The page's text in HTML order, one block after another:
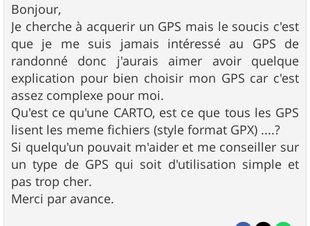
s
s
a
g
e
Bonjour,
Je cherche à acquerir un GPS mais le soucis c'est
que je me suis jamais intéressé au GPS de
randonné donc j'aurais aimer avoir quelque
explication pour bien choisir mon GPS car c'est
assez complexe pour moi.
Qu'est ce qu'une CARTO, est ce que tous les GPS
lisent les meme fichiers (style format GPX) ....?
Si quelqu'un pouvait m'aider et me conseiller sur
un type de GPS qui soit d'utilisation simple et
pas trop cher.
Merci par avance.